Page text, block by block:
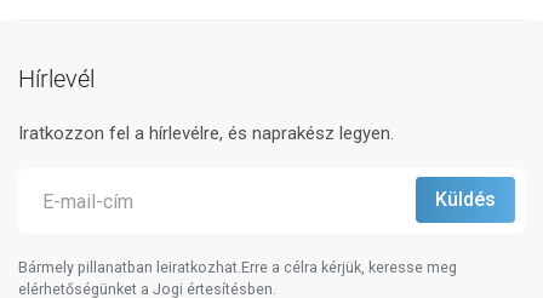
Hírlevél
Iratkozzon fel a hírlevélre, és naprakész legyen.
Bármely pillanatban leiratkozhat.Erre a célra kérjük, keresse meg
elérhetőségünket a Jogi értesítésben.